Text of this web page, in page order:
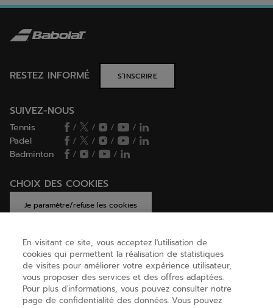
RESTEZ INFORMÉ S’INSCRIRE
SUIVEZ-NOUS
Tennis / / /
/
Padel
/ / /
/
Badminton
/ / /
CHOIX DES COOKIES
Je paramètre/refuse les cookies
AIDE
A PROPOS
En visitant ce site, vous acceptez l'utilisation de
cookies qui permettent la réalisation de statistiques
de visites pour améliorer votre expérience utilisateur,
vous proposer des services et des offres adaptées.
Pour plus d'informations, vous pouvez consulter notre
page de confidentialité des données. Vous pouvez